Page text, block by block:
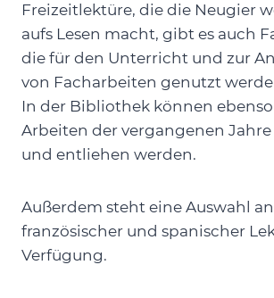
Freizeitlektüre, die die Neugier
aufs Lesen macht, gibt es auch
die für den Unterricht und zur
von Facharbeiten genutzt
In der Bibliothek können ebenso
Arbeiten der vergangenen
und entliehen werden.
Außerdem steht eine Auswahl
französischer und spanischer
Verfügung.